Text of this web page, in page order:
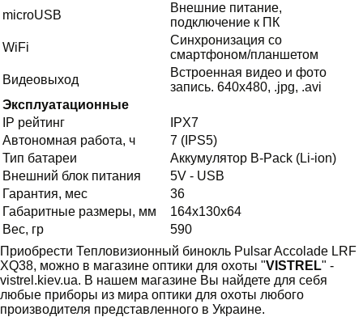
microUSB
Внешние питание,
подключение к ПК
WiFi
Синхронизация со
смартфоном/планшетом
Видеовыход
Встроенная видео и фото
запись. 640x480, .jpg, .avi
Эксплуатационные
IP рейтинг
IPX7
Автономная работа, ч
7 (IPS5)
Тип батареи
Аккумулятор B-Pack (Li-ion)
Внешний блок питания
5V - USB
Гарантия, мес
36
Габаритные размеры, мм
164x130x64
Вес, гр
590
Приобрести Тепловизионный бинокль Pulsar Accolade LRF
XQ38, можно в магазине оптики для охоты "VISTREL" -
vistrel.kiev.ua. В нашем магазине Вы найдете для себя
любые приборы из мира оптики для охоты любого
производителя представленного в Украине.